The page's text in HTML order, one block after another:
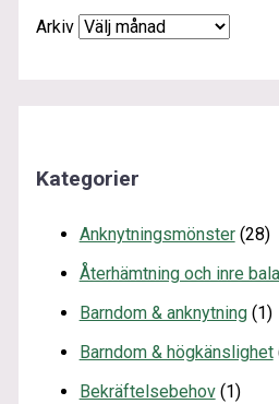
Arkiv
Kategorier
Anknytningsmönster(28)
Återhämtning och inre
Barndom & anknytning(1)
Barndom & högkänslighet
Bekräftelsebehov(1)